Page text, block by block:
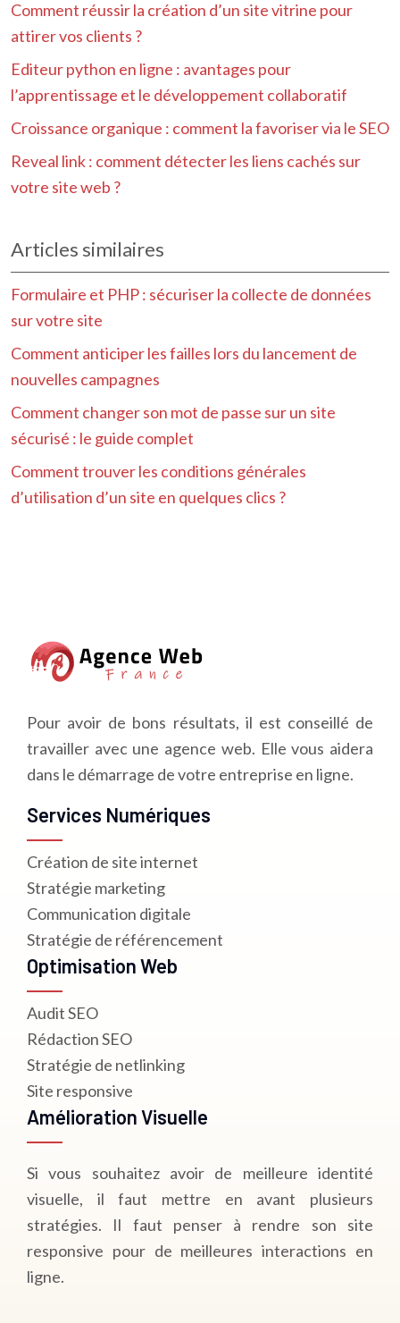
Comment réussir la création d’un site vitrine pour
attirer vos clients ?
Editeur python en ligne : avantages pour
l’apprentissage et le développement collaboratif
Croissance organique : comment la favoriser via le SEO
Reveal link : comment détecter les liens cachés sur
votre site web ?
Articles similaires
Formulaire et PHP : sécuriser la collecte de données
sur votre site
Comment anticiper les failles lors du lancement de
nouvelles campagnes
Comment changer son mot de passe sur un site
sécurisé : le guide complet
Comment trouver les conditions générales
d’utilisation d’un site en quelques clics ?
Pour avoir de bons résultats, il est conseillé de
travailler avec une agence web. Elle vous aidera
dans le démarrage de votre entreprise en ligne.
Services Numériques
Création de site internet
Stratégie marketing
Communication digitale
Stratégie de référencement
Optimisation Web
Audit SEO
Rédaction SEO
Stratégie de netlinking
Site responsive
Amélioration Visuelle
Si vous souhaitez avoir de meilleure identité
visuelle, il faut mettre en avant plusieurs
stratégies. Il faut penser à rendre son site
responsive pour de meilleures interactions en
ligne.